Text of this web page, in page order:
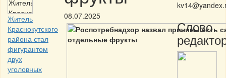
Житель
Краснокутского
района стал
фигурантом
двух
уголовных
08.07.2025
Слово